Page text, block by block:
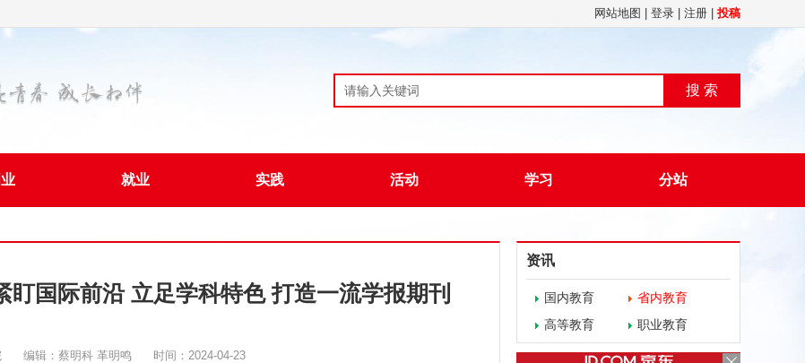
网站地图 登录 注册 投稿
搜 索
就业 实践 活动 学习 分站
国际前沿 立足学科特色 打造一流学报期刊
编辑：蔡明科 革明鸣 时间：2024-04-23
资讯
国内教育
省内教育
高等教育
职业教育